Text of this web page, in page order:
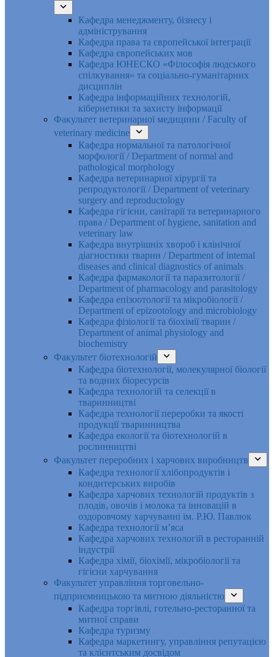
Кафедра менеджменту, бізнесу і
адміністрування
Кафедра права та європейської інтеграції
Кафедра європейських мов
Кафедра ЮНЕСКО «Філософія людського
спілкування» та соціально-гуманітарних
дисциплін
Кафедра інформаційних технологій,
кібернетики та захисту інформації
Факультет ветеринарної медицини / Faculty of
veterinary medicine
Кафедра нормальної та патологічної
морфології / Department of normal and
pathological morphology
Кафедра ветеринарної хірургії та
репродуктології / Department of veterinary
surgery and reproductology
Кафедра гігієни, санітарії та ветеринарного
права / Department of hygiene, sanitation and
veterinary law
Кафедра внутрішніх хвороб і клінічної
діагностики тварин / Department of internal
diseases and clinical diagnostics of animals
Кафедра фармакології та паразитології /
Department of pharmacology and parasitology
Кафедра епізоотології та мікробіології /
Department of epizootology and microbiology
Кафедра фізіології та біохімії тварин /
Department of animal physiology and
biochemistry
Факультет біотехнологій
Кафедра біотехнології, молекулярної біології
та водних біоресурсів
Кафедра технологій та селекції в
тваринництві
Кафедра технології переробки та якості
продукції тваринництва
Кафедра екології та біотехнологій в
рослинництві
Факультет переробних і харчових виробництв
Кафедра технології хлібопродуктів і
кондитерських виробів
Кафедра харчових технологій продуктів з
плодів, овочів і молока та інновацій в
оздоровчому харчуванні ім. Р.Ю. Павлюк
Кафедра технології м’яса
Кафедра харчових технологій в ресторанній
індустрії
Кафедра хімії, біохімії, мікробіології та
гігієни харчування
Факультет управління торговельно-
підприємницькою та митною діяльністю
Кафедра торгівлі, готельно-ресторанної та
митної справи
Кафедра туризму
Кафедра маркетингу, управління репутацією
та клієнтським досвідом